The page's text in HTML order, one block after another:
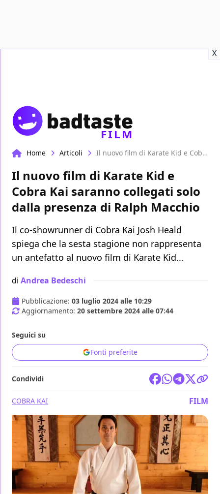
X
FILM
Home Articoli Il nuovo film di Karate Kid e Cobra Kai saranno collegati solo dalla presenza di Ralph Macchio
Il nuovo film di Karate Kid e
Cobra Kai saranno collegati solo
dalla presenza di Ralph Macchio
Il co-showrunner di Cobra Kai Josh Heald
spiega che la sesta stagione non rappresenta
un antefatto al nuovo film di Karate Kid...
di Andrea Bedeschi
Pubblicazione: 03 luglio 2024 alle 10:29
Aggiornamento: 20 settembre 2024 alle 07:44
Seguici su
Fonti preferite
Condividi
COBRA KAI FILM